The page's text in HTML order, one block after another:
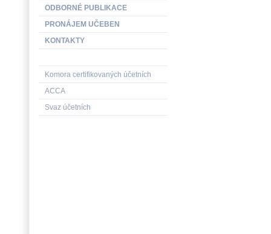
ODBORNÉ PUBLIKACE
PRONÁJEM UČEBEN
KONTAKTY
Komora certifikovaných účetních
ACCA
Svaz účetních